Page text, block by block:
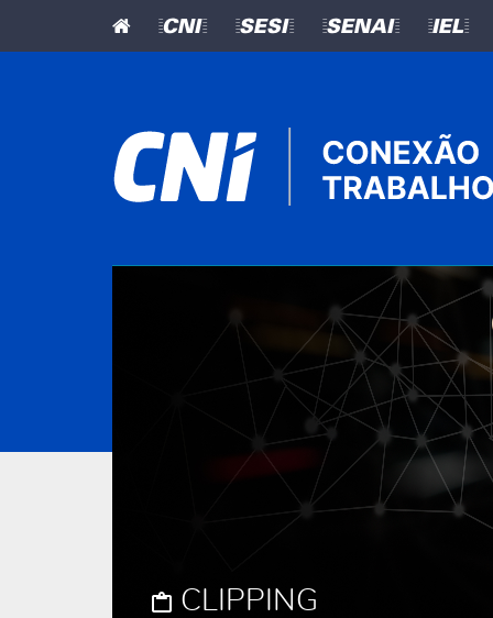
=CNI= =SESI= =SENAI= =IEL=
CLIPPING